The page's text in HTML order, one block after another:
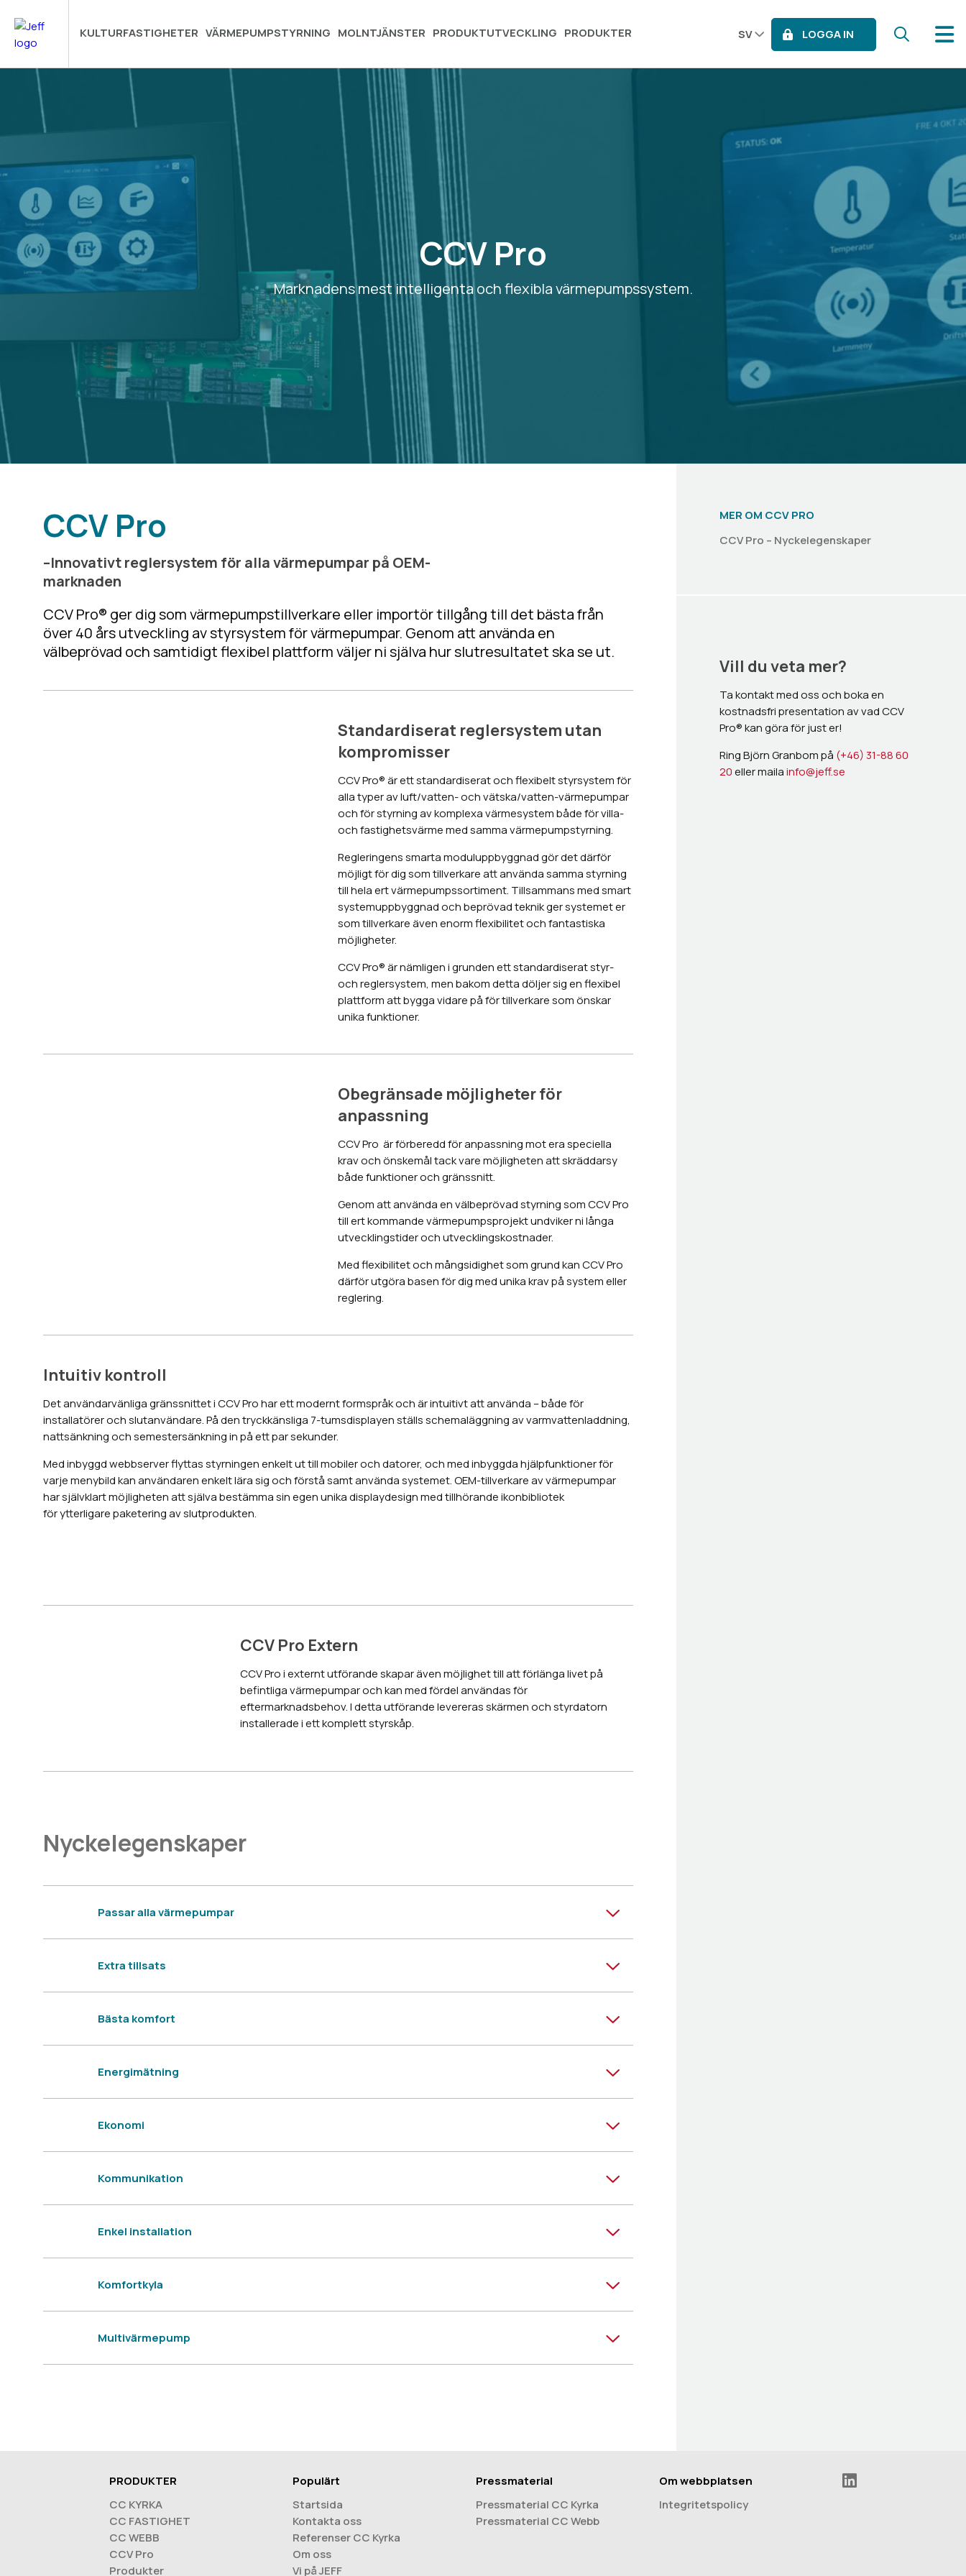
KULTURFASTIGHETER VÄRMEPUMPSTYRNING MOLNTJÄNSTER PRODUKTUTVECKLING PRODUKTER SV LOGGA IN
CCV Pro
Marknadens mest intelligenta och flexibla värmepumpssystem.
CCV Pro
–Innovativt reglersystem för alla värmepumpar på OEM-
marknaden
CCV Pro® ger dig som värmepumpstillverkare eller importör tillgång till det bästa från
över 40 års utveckling av styrsystem för värmepumpar. Genom att använda en
välbeprövad och samtidigt flexibel plattform väljer ni själva hur slutresultatet ska se ut.
Standardiserat reglersystem utan
kompromisser
CCV Pro® är ett standardiserat och flexibelt styrsystem för
alla typer av luft/vatten- och vätska/vatten-värmepumpar
och för styrning av komplexa värmesystem både för villa-
och fastighetsvärme med samma värmepumpstyrning.
Regleringens smarta moduluppbyggnad gör det därför
möjligt för dig som tillverkare att använda samma styrning
till hela ert värmepumpssortiment. Tillsammans med smart
systemuppbyggnad och beprövad teknik ger systemet er
som tillverkare även enorm flexibilitet och fantastiska
möjligheter.
CCV Pro® är nämligen i grunden ett standardiserat styr-
och reglersystem, men bakom detta döljer sig en flexibel
plattform att bygga vidare på för tillverkare som önskar
unika funktioner.
Obegränsade möjligheter för
anpassning
CCV Pro är förberedd för anpassning mot era speciella
krav och önskemål tack vare möjligheten att skräddarsy
både funktioner och gränssnitt.
Genom att använda en välbeprövad styrning som CCV Pro
till ert kommande värmepumpsprojekt undviker ni långa
utvecklingstider och utvecklingskostnader.
Med flexibilitet och mångsidighet som grund kan CCV Pro
därför utgöra basen för dig med unika krav på system eller
reglering.
Intuitiv kontroll
Det användarvänliga gränssnittet i CCV Pro har ett modernt formspråk och är intuitivt att använda – både för
installatörer och slutanvändare. På den tryckkänsliga 7-tumsdisplayen ställs schemaläggning av varmvattenladdning,
nattsänkning och semestersänkning in på ett par sekunder.
Med inbyggd webbserver flyttas styrningen enkelt ut till mobiler och datorer, och med inbyggda hjälpfunktioner för
varje menybild kan användaren enkelt lära sig och förstå samt använda systemet. OEM-tillverkare av värmepumpar
har självklart möjligheten att själva bestämma sin egen unika displaydesign med tillhörande ikonbibliotek
för ytterligare paketering av slutprodukten.
CCV Pro Extern
CCV Pro i externt utförande skapar även möjlighet till att förlänga livet på
befintliga värmepumpar och kan med fördel användas för
eftermarknadsbehov. I detta utförande levereras skärmen och styrdatorn
installerade i ett komplett styrskåp.
Nyckelegenskaper
Passar alla värmepumpar
Extra tillsats
Bästa komfort
Energimätning
Ekonomi
Kommunikation
Enkel installation
Komfortkyla
Multivärmepump
MER OM CCV PRO
CCV Pro – Nyckelegenskaper
Vill du veta mer?
Ta kontakt med oss och boka en
kostnadsfri presentation av vad CCV
Pro® kan göra för just er!
Ring Björn Granbom på (+46) 31-88 60
20eller mailainfo@jeff.se
PRODUKTER
CC KYRKA
CC FASTIGHET
CC WEBB
CCV Pro
Produkter
Populärt
Startsida
Kontakta oss
Referenser CC Kyrka
Om oss
Vi på JEFF
Pressmaterial
Pressmaterial CC Kyrka
Pressmaterial CC Webb
Om webbplatsen
Integritetspolicy